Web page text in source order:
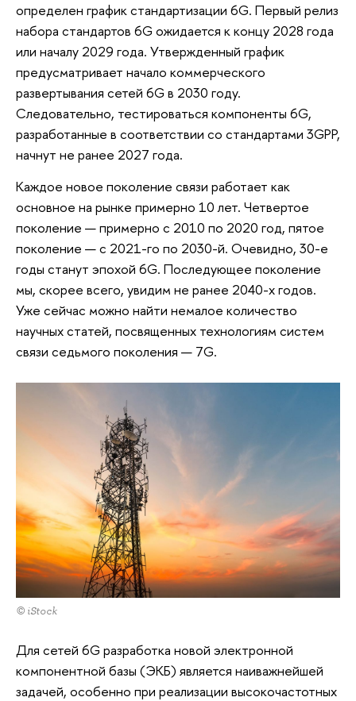
определен график стандартизации 6G. Первый релиз
набора стандартов 6G ожидается к концу 2028 года
или началу 2029 года. Утвержденный график
предусматривает начало коммерческого
развертывания сетей 6G в 2030 году.
Следовательно, тестироваться компоненты 6G,
разработанные в соответствии со стандартами 3GPP,
начнут не ранее 2027 года.
Каждое новое поколение связи работает как
основное на рынке примерно 10 лет. Четвертое
поколение — примерно с 2010 по 2020 год, пятое
поколение — с 2021-го по 2030-й. Очевидно, 30-е
годы станут эпохой 6G. Последующее поколение
мы, скорее всего, увидим не ранее 2040-х годов.
Уже сейчас можно найти немалое количество
научных статей, посвященных технологиям систем
связи седьмого поколения — 7G.
© iStock
Для сетей 6G разработка новой электронной
компонентной базы (ЭКБ) является наиважнейшей
задачей, особенно при реализации высокочастотных